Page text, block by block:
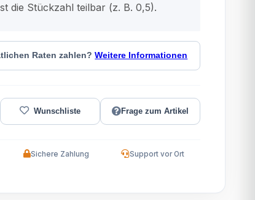
die Stückzahl teilbar (z. B. 0,5).
Raten zahlen?Weitere Informationen
Frage zum Artikel
Sichere Zahlung Support vor Ort